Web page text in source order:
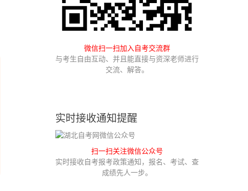
微信扫一扫加入自考交流群
与考生自由互动、并且能直接与资深老师进行
交流、解答。
实时接收通知提醒
扫一扫关注微信公众号
实时接收自考报考政策通知，报名、考试、查
成绩先人一步。